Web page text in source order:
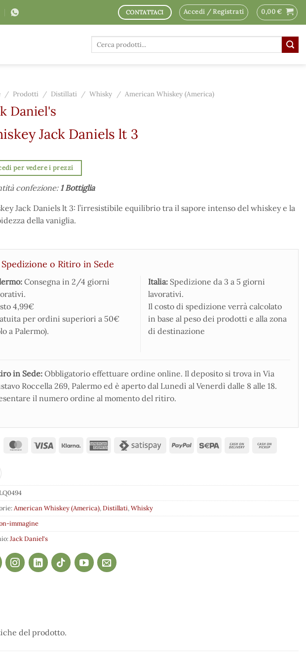
CONTATTACI Accedi / Registrati 0,00€
Cerca:
/ Prodotti / Distillati / Whisky / American Whiskey (America)
Daniel's
Jack Daniels lt 3
per vedere i prezzi
confezione:1 Bottiglia
Jack Daniels lt 3: l’irresistibile equilibrio tra il sapore intenso del whiskey e la
della vaniglia.
Spedizione o Ritiro in Sede
Consegna in 2/4 giorni
4,99€
per ordini superiori a 50€
a Palermo).
Italia: Spedizione da 3 a 5 giorni
lavorativi.
Il costo di spedizione verrà calcolato
in base al peso dei prodotti e alla zona
di destinazione
in Sede: Obbligatorio effettuare ordine online. Il deposito si trova in Via
Roccella 269, Palermo ed è aperto dal Lunedì al Venerdì dalle 8 alle 18.
il numero ordine al momento del ritiro.
ai preferiti
American Whiskey (America),Distillati,Whisky
immagine
Jack Daniel's
del prodotto.